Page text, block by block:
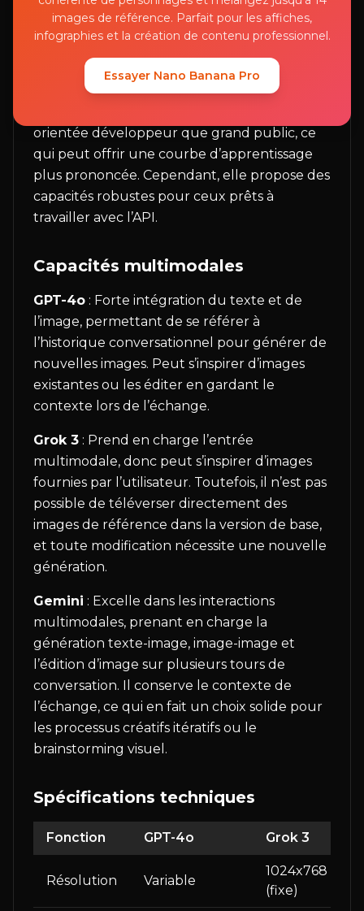
qui en fait l’option la plus accessible pour un
usage occasionnel.
: Disponible via Google AI Studio et
Vertex AI, nécessitant pour la plupart une
orientée développeur que grand public, ce
qui peut offrir une courbe d’apprentissage
plus prononcée. Cependant, elle propose des
capacités robustes pour ceux prêts à
travailler avec l’API.
Capacités multimodales
GPT-4o : Forte intégration du texte et de
l’image, permettant de se référer à
l’historique conversationnel pour générer de
nouvelles images. Peut s’inspirer d’images
existantes ou les éditer en gardant le
contexte lors de l’échange.
Grok 3 : Prend en charge l’entrée
multimodale, donc peut s’inspirer d’images
fournies par l’utilisateur. Toutefois, il n’est pas
possible de téléverser directement des
images de référence dans la version de base,
et toute modification nécessite une nouvelle
génération.
Gemini : Excelle dans les interactions
multimodales, prenant en charge la
génération texte-image, image-image et
l’édition d’image sur plusieurs tours de
conversation. Il conserve le contexte de
l’échange, ce qui en fait un choix solide pour
les processus créatifs itératifs ou le
brainstorming visuel.
Spécifications techniques
Fonction GPT-4o Grok 3
Résolution Variable
1024x768
(fixe)
images de référence. Parfait pour les affiches,
infographies et la création de contenu professionnel.
Essayer Nano Banana Pro